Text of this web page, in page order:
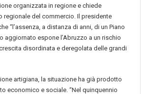
organizzata in regione e chiede
regionale del commercio. Il presidente
“l’assenza, a distanza di anni, di un Piano
aggiornato espone l’Abruzzo a un rischio
disordinata e deregolata delle grandi
artigiana, la situazione ha già prodotto
economico e sociale. “Nel quinquennio